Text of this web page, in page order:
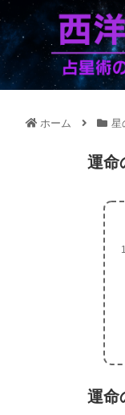
ホーム 星
運命
運命